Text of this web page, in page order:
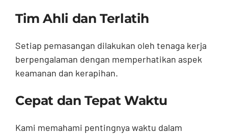
Tim Ahli dan Terlatih
Setiap pemasangan dilakukan oleh tenaga kerja
berpengalaman dengan memperhatikan aspek
keamanan dan kerapihan.
Cepat dan Tepat Waktu
Kami memahami pentingnya waktu dalam